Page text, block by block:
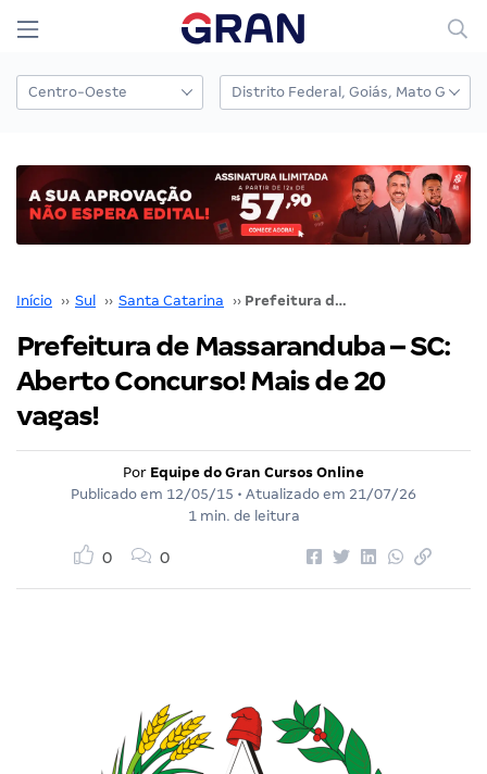
Início ›› Sul ›› Santa Catarina ›› Prefeitura de Massaranduba – SC: Aberto Concurso! Mais de 20 vagas!
Prefeitura de Massaranduba – SC:
Aberto Concurso! Mais de 20
vagas!
Por Equipe do Gran Cursos Online
Publicado em 12/05/15 • Atualizado em 21/07/26
1 min. de leitura
0 0